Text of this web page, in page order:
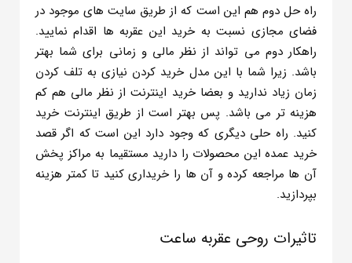
راه حل دوم هم این است که از طریق سایت های موجود در
فضای مجازی نسبت به خرید این عقربه ها اقدام نمایید.
راهکار دوم می تواند از نظر مالی و زمانی برای شما بهتر
باشد. زیرا شما با این مدل خرید کردن نیازی به تلف کردن
زمان زیاد ندارید و بعضا خرید اینترنت از نظر مالی هم کم
هزینه تر می باشد. پس بهتر است از طریق اینترنت خرید
کنید. راه حلی دیگری که وجود دارد این است که اگر قصد
خرید عمده این محصولات را دارید مستقیما به مراکز پخش
آن ها مراجعه کرده و آن ها را خریداری کنید تا کمتر هزینه
بپردازید.
تاثیرات روحی عقربه ساعت